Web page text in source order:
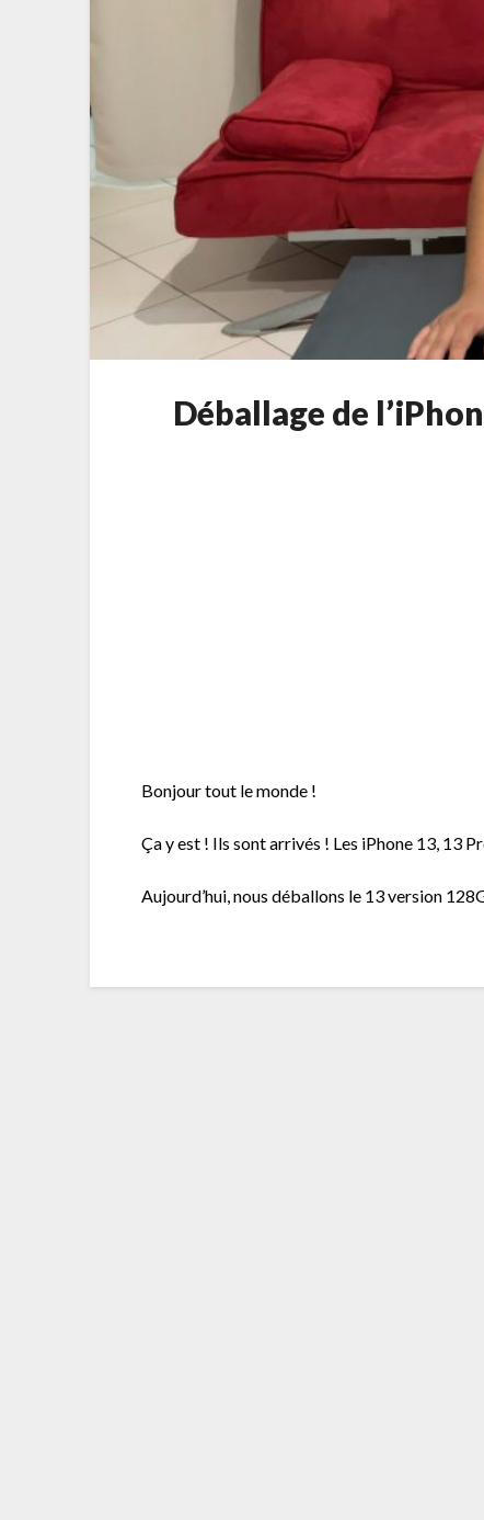
Déballage de
Bonjour tout le monde !
Ça y est ! Ils sont arrivés ! Les iPhone 13, 13
Aujourd’hui, nous déballons le 13 version